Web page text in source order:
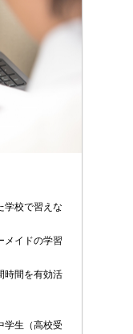
学校で習えな
メイドの学習
時間を有効活
学生（高校受